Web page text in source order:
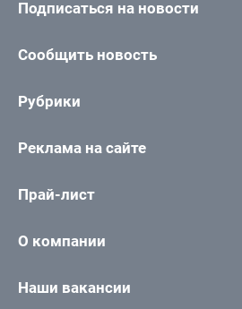
Подписаться на новости
Сообщить новость
Рубрики
Реклама на сайте
Прай-лист
О компании
Наши вакансии